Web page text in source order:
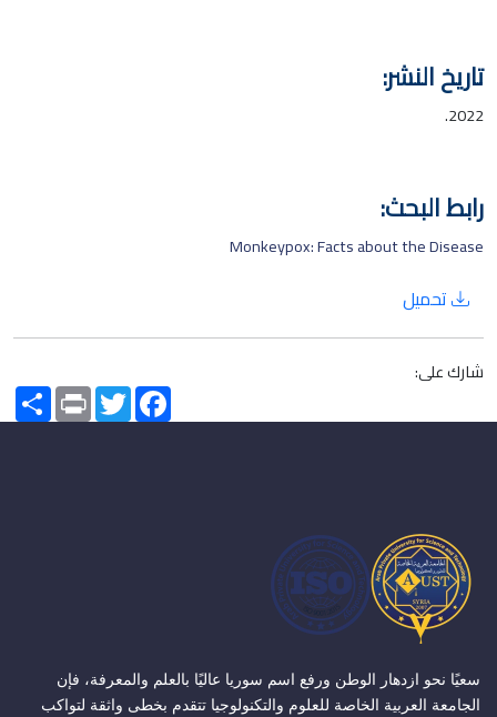
تاريخ النشر:
2022.
رابط البحث:
Monkeypox: Facts about the Disease
تحميل
شارك على:
Share PrintTwitterFacebook
سعيًا نحو ازدهار الوطن ورفع اسم سوريا عاليًا بالعلم والمعرفة، فإن
الجامعة العربية الخاصة للعلوم والتكنولوجيا تتقدم بخطى واثقة لتواكب